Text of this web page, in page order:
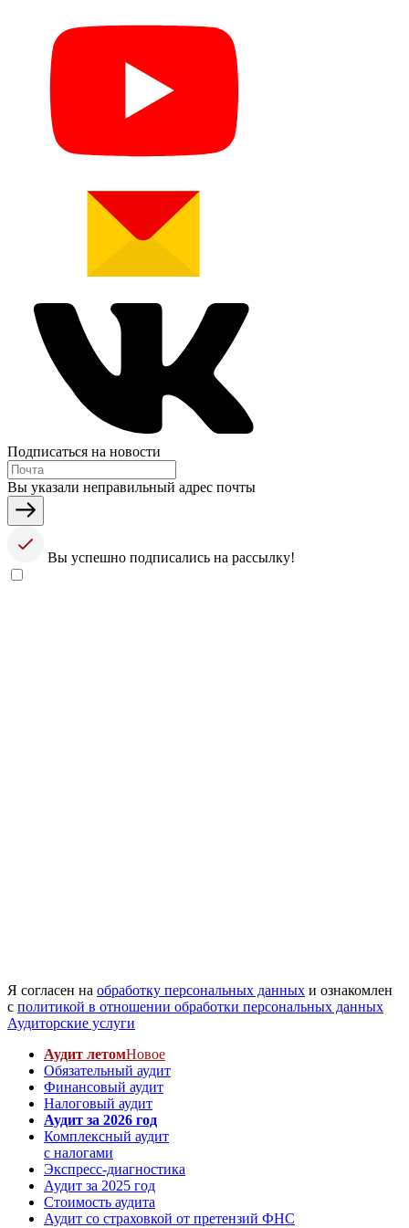
Подписаться на новости
Вы указали неправильный адрес почты
Вы успешно подписались на рассылку!
Я согласен на обработку персональных данных и ознакомлен
с политикой в отношении обработки персональных данных
Аудиторские услуги
Аудит летомНовое
Обязательный аудит
Финансовый аудит
Налоговый аудит
Аудит за 2026 год
Комплексный аудит
с налогами
Экспресс-диагностика
Аудит за 2025 год
Стоимость аудита
Аудит со страховкой от претензий ФНС